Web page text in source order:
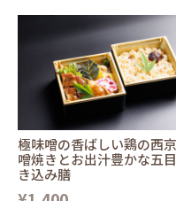
極味噌の香ばしい鶏の西
噌焼きとお出汁豊かな五
き込み膳